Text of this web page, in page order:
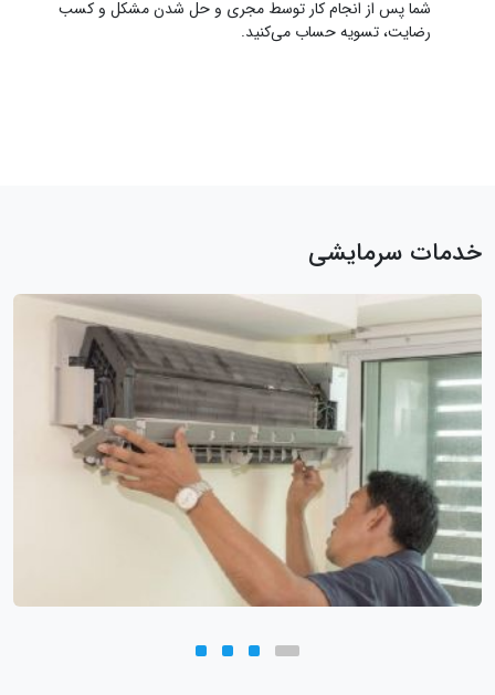
شما پس از انجام کار توسط مجری و حل شدن مشکل و کسب
رضایت، تسویه حساب می‌کنید.
خدمات سرمایشی
سرویس و تعمیر کولر گازی